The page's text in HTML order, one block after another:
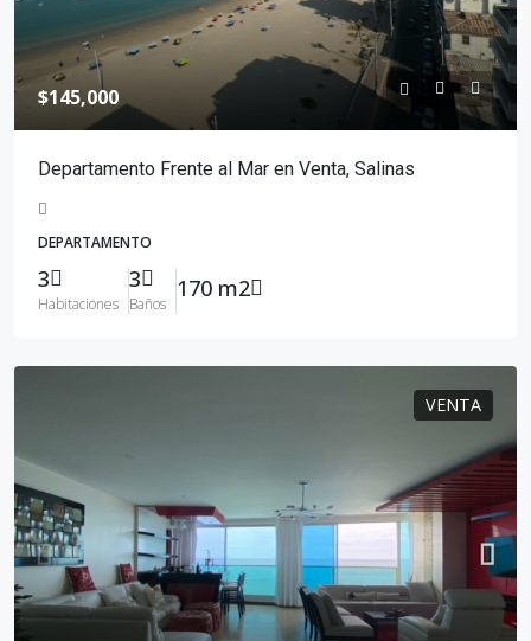
$145,000
Departamento Frente al Mar en Venta, Salinas
DEPARTAMENTO
3
Habitaciones
3
Baños
170 m2
VENTA